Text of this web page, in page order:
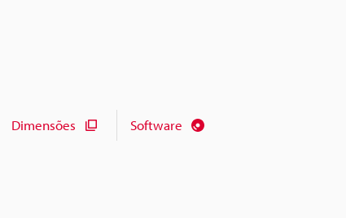
Dimensões Software